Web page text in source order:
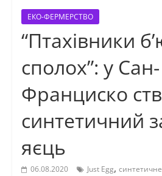
ЕКО-ФЕРМЕРСТВО
“Птахівники
сполох”: у Сан-
Франциско
синтетичний
яєць
06.08.2020 Just Egg,